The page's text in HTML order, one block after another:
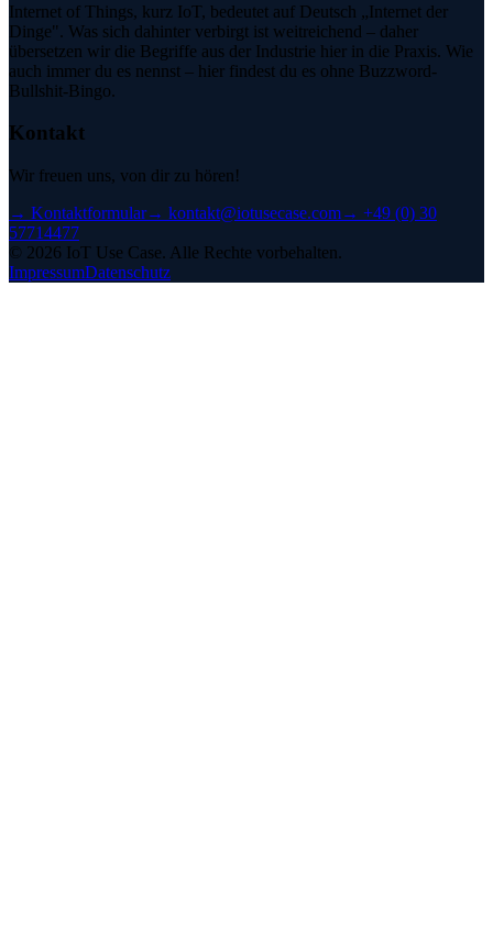
Internet of Things, kurz IoT, bedeutet auf Deutsch „Internet der
Dinge". Was sich dahinter verbirgt ist weitreichend – daher
übersetzen wir die Begriffe aus der Industrie hier in die Praxis. Wie
auch immer du es nennst – hier findest du es ohne Buzzword-
Bullshit-Bingo.
Kontakt
Wir freuen uns, von dir zu hören!
→ Kontaktformular→ kontakt@iotusecase.com→ +49 (0) 30
57714477
© 2026 IoT Use Case. Alle Rechte vorbehalten.
ImpressumDatenschutz